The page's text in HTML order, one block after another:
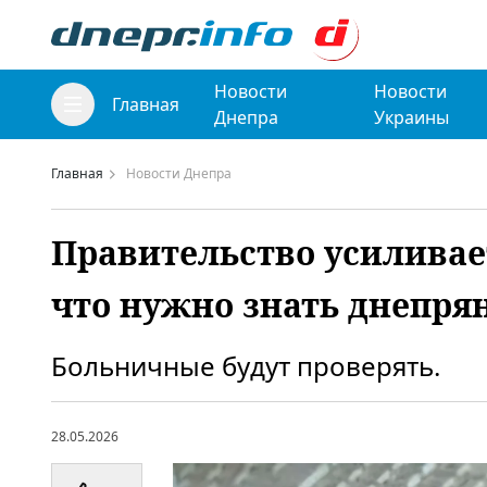
Главная
Новости
Днепра
Новости
Украины
Главная Новости Днепра
Правительство
что нужно знать
Больничные будут проверять.
28.05.2026